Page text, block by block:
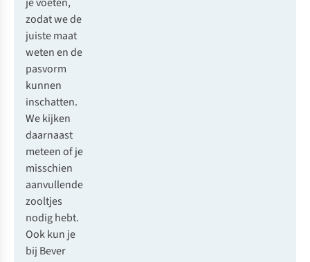
zodat we de
juiste maat
weten en de
pasvorm
kunnen
inschatten.
We kijken
daarnaast
meteen of je
misschien
aanvullende
zooltjes
nodig hebt.
Ook kun je
bij Bever